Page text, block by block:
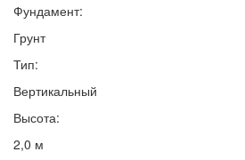
Фундамент:
Грунт
Тип:
Вертикальный
Высота:
2,0 м